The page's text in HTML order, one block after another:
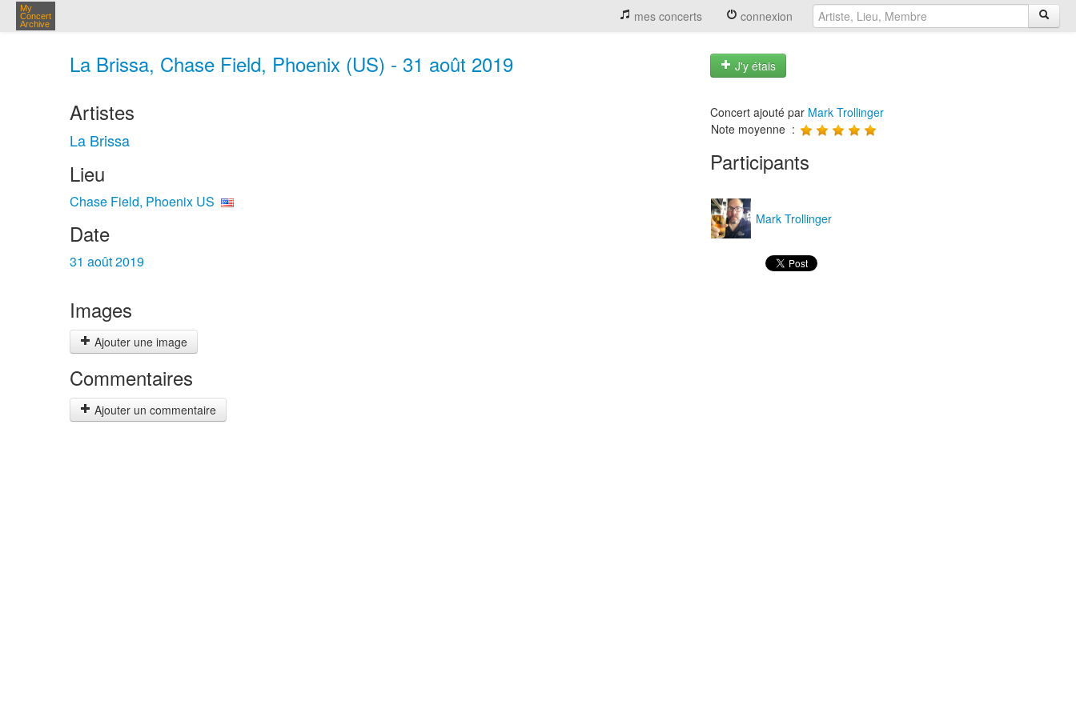
My
Concert
Archive
mes concerts connexion
La Brissa, Chase Field, Phoenix (US) - 31 août 2019 J'y étais
Artistes
La Brissa
Lieu
Chase Field, Phoenix US
Date
31 août 2019
Images
Ajouter une image
Commentaires
Ajouter un commentaire
Concert ajouté par Mark Trollinger
Note moyenne :
Participants
Mark Trollinger